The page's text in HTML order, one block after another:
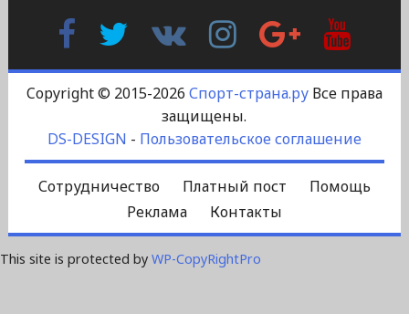
FacebookTwitter
Контакте
InstagramGoogle
Plus
Copyright © 2015-2026 Спорт-страна.руВсе права
защищены.
DS-DESIGN - Пользовательское соглашение
Сотрудничество Платный пост
Помощь
Реклама
Контакты
This site is protected by WP-CopyRightPro